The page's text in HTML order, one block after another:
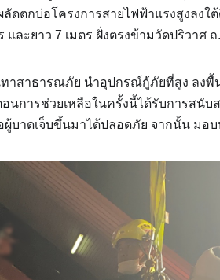
ลัดตกบ่อโครงการสายไฟฟ้าแรงสูงลงใ
และยาว 7 เมตร ฝั่งตรงข้ามวัดปริวาศ
ทาสาธารณภัย นำอุปกรณ์กู้ภัยทสูง ลงพื้
นการช่วยเหลือในครั้งนี้ได้รับการสนั
ผู้บาดเจ็บขึ้นมาได้ปลอดภัย จากนั้น ม